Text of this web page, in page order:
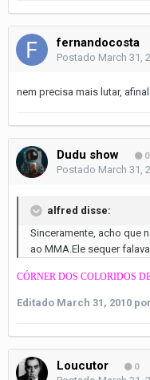
fernandocosta
Postado March 31,
nem precisa mais lutar,
Dudu show 0
Postado March 31,
alfred disse:
Sinceramente, acho que
ao MMA.Ele sequer
CÓRNER DOS COLORIDOS
Editado March 31, 2010
Loucutor 0